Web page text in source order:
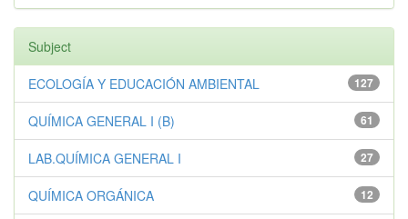
Subject
127
ECOLOGÍA Y EDUCACIÓN AMBIENTAL
61
QUÍMICA GENERAL I (B)
27
LAB.QUÍMICA GENERAL I
12
QUÍMICA ORGÁNICA